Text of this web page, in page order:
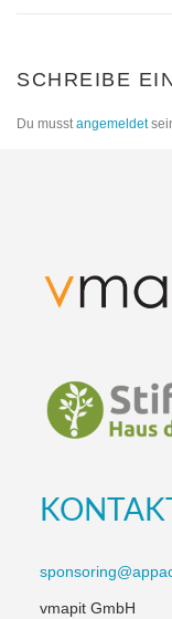
SCHREIBE
Du musstangemeldet
KONTAKT
vmapit GmbH